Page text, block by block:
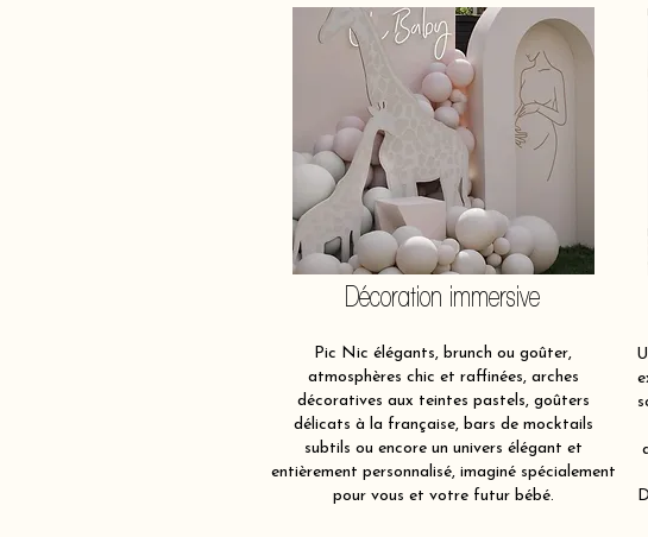
Décoration immersive
Pic Nic élégants, brunch ou goûter,
atmosphères chic et raffinées, arches
décoratives aux teintes pastels, goûters
délicats à la française, bars de mocktails
subtils ou encore un univers élégant et
entièrement personnalisé, imaginé spécialement
pour vous et votre futur bébé.